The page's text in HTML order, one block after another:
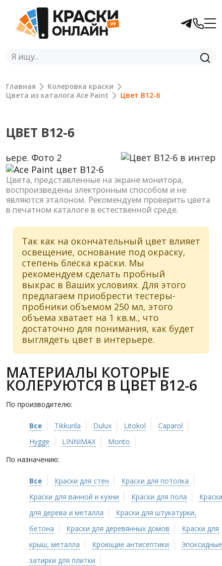
Главная
Колеровка краски
Цвета из каталога Ace Paint
Цвет B12-6
ЦВЕТ B12-6
Previous Next
Цвета, представленные на экране монитора,
воспроизведены электронным способом и не
являются эталоном. Рекомендуем проверить цвета
в печатном каталоге в естественной среде.
Так как на окончательный цвет влияет
освещение, основание под окраску,
степень блеска краски. Мы
рекомендуем сделать пробный
выкрас в Ваших условиях. Для этого
предлагаем приобрести тестеры-
пробники объемом 250 мл, этого
объема хватает на 1 кв.м., что
достаточно для понимания, как будет
выглядеть цвет в интерьере.
МАТЕРИАЛЫ КОТОРЫЕ
КОЛЕРУЮТСЯ В ЦВЕТ B12-6
По производителю:
Все Tikkurila Dulux Litokol
Caparol
Hygge
LINNIMAX
Monto
По назначению:
Все Краски для стен
Краски для потолка
Краски для ванной и кухни
Краски для пола
Краски
для дерева и металла
Краски для штукатурки,
бетона
Краски для деревянных домов
Краски для
крыш, металла
Кроющие антисептики
Эпоксидные
затирки для плитки